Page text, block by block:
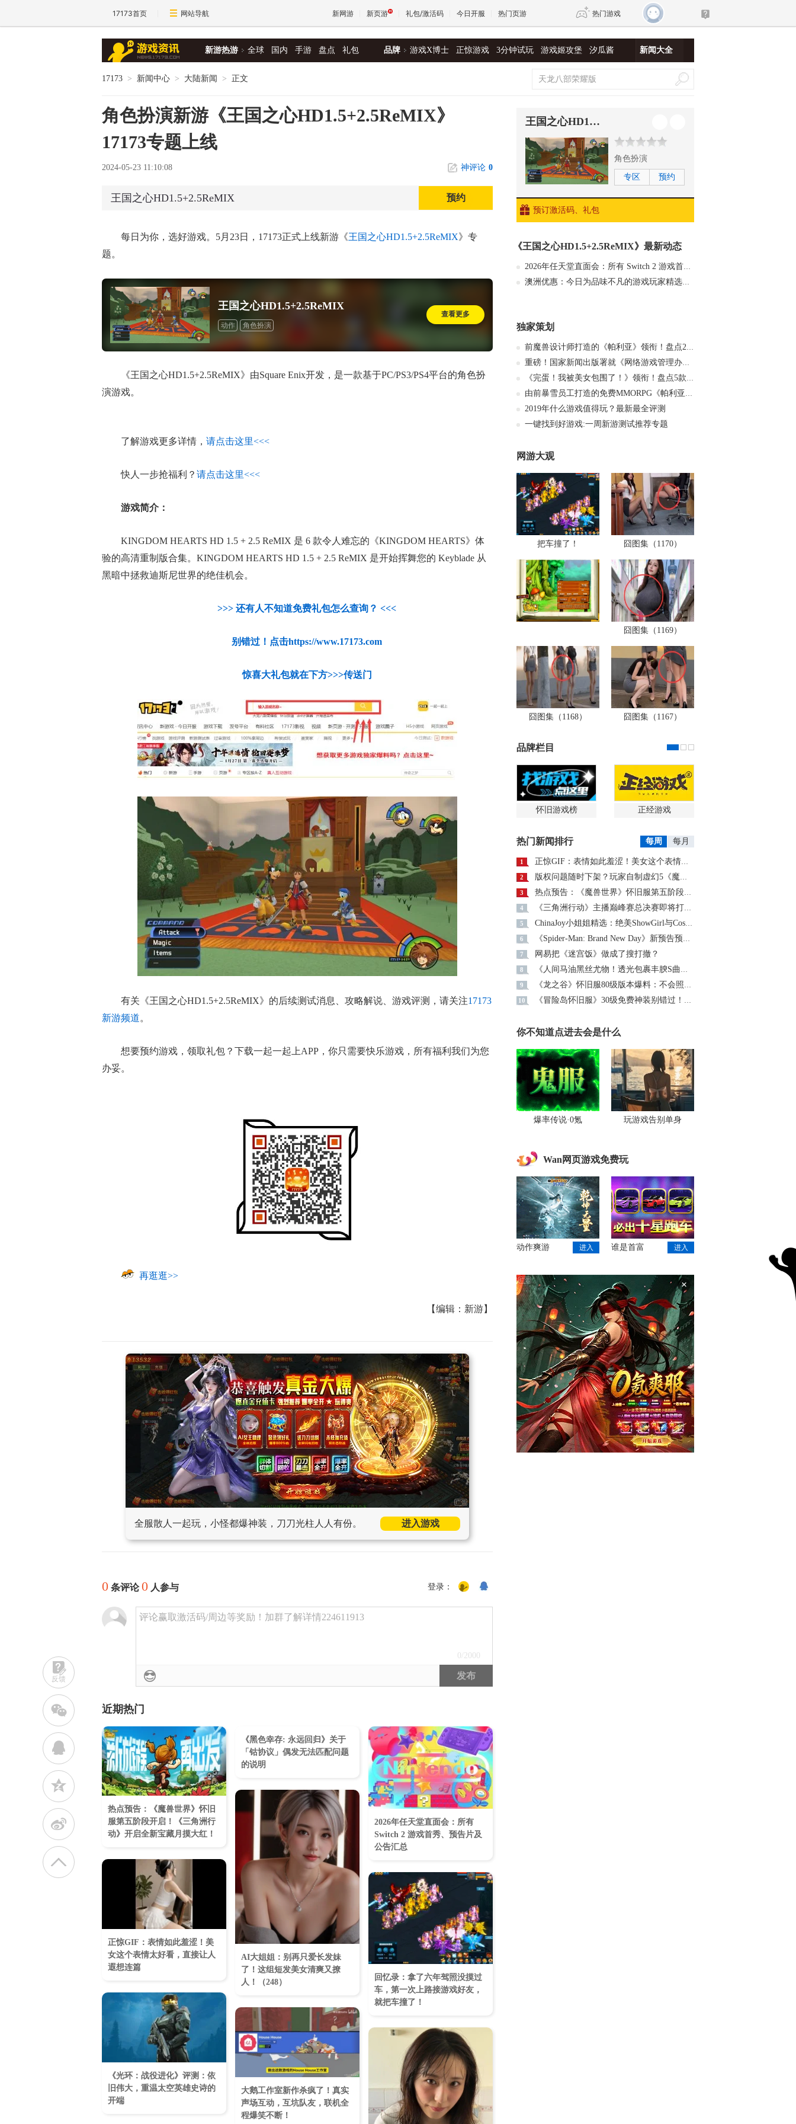
17173首页 网站导航 新网游 新页游 礼包/激活码 今日开服 热门页游 热门游戏
王权与自由 诛仙世界 新仙侠5
新游热游 全球 国内 手游 盘点 礼包 品牌 游戏X博士 正惊游戏 3分钟试玩 游戏姬攻堡 汐瓜酱 新闻大全
17173 > 新闻中心 > 大陆新闻 > 正文
角色扮演新游《王国之心HD1.5+2.5ReMIX》
17173专题上线
2024-05-23 11:10:08 神评论 0
王国之心HD1.5+2.5ReMIX 预约
每日为你，选好游戏。5月23日，17173正式上线新游《王国之心HD1.5+2.5ReMIX》专
题。
王国之心HD1.5+2.5ReMIX
动作 角色扮演
查看更多
《王国之心HD1.5+2.5ReMIX》由Square Enix开发，是一款基于PC/PS3/PS4平台的角色扮
演游戏。
了解游戏更多详情， 请点击这里<<<
快人一步抢福利？ 请点击这里<<<
游戏简介：
KINGDOM HEARTS HD 1.5 + 2.5 ReMIX 是 6 款令人难忘的《KINGDOM HEARTS》体
验的高清重制版合集。KINGDOM HEARTS HD 1.5 + 2.5 ReMIX 是开始挥舞您的 Keyblade 从
黑暗中拯救迪斯尼世界的绝佳机会。
>>> 还有人不知道免费礼包怎么查询？ <<<
别错过！点击https://www.17173.com
惊喜大礼包就在下方>>>传送门
有关 《王国之心HD1.5+2.5ReMIX》 的后续测试消息、攻略解说、游戏评测，请关注17173
新游频道。
想要预约游戏，领取礼包？下载一起一起上APP，你只需要快乐游戏，所有福利我们为您
办妥。
再逛逛>>
【编辑：新游】
全服散人一起玩，小怪都爆神装，刀刀光柱人人有份。 进入游戏
0 条评论0 人参与 登录：
评论赢取激活码/周边等奖励！加群了解详情224611913
0 /2000
发布
近期热门
热点预告：《魔兽世界》怀旧
服第五阶段开启！《三角洲行
动》开启全新宝藏月摸大红！
《黑色幸存: 永远回归》关于
「钴协议」偶发无法匹配问题
的说明
2026年任天堂直面会：所有
Switch 2 游戏首秀、预告片及
公告汇总
AI大姐姐：别再只爱长发妹
了！这组短发美女清爽又撩
人！（248）
正惊GIF：表情如此羞涩！美
女这个表情太好看，直接让人
遐想连篇
回忆录：拿了六年驾照没摸过
车，第一次上路接游戏好友，
就把车撞了！
《光环：战役进化》评测：依
旧伟大，重温太空英雄史诗的
开端
大鹅工作室新作杀疯了！真实
声场互动，互坑队友，联机全
程爆笑不断！
王国之心HD1.5+2.5ReMIX
角色扮演
专区 预约
预订激活码、礼包
《王国之心HD1.5+2.5ReMIX》最新动态
2026年任天堂直面会：所有 Switch 2 游戏首秀、预告片及公告汇总
澳洲优惠：今日为品味不凡的游戏玩家精选的游戏折扣
独家策划
前魔兽设计师打造的《帕利亚》领衔！盘点20…
重磅！国家新闻出版署就《网络游戏管理办法…
《完蛋！我被美女包围了！》领衔！盘点5款…
由前暴雪员工打造的免费MMORPG《帕利亚》如…
2019年什么游戏值得玩？最新最全评测
一键找到好游戏:一周新游测试推荐专题
网游大观
把车撞了！ 囧图集（1170）
囧图集（1169）
囧图集（1168） 囧图集（1167）
品牌栏目
怀旧游戏榜 正经游戏
热门新闻排行 每周 每月
1 正惊GIF：表情如此羞涩！美女这个表情太好看，直接让人遐想连篇
2 版权问题随时下架？玩家自制虚幻5《魔兽世界》8月15日上线
3 热点预告：《魔兽世界》怀旧服第五阶段开启！《三角洲行动》开启全新宝藏月摸大红！
4 《三角洲行动》主播巅峰赛总决赛即将打响！8月2日，群星汇聚，新王加冕！
5 ChinaJoy小姐姐精选：绝美ShowGirl与Coser大赏！（5）
6 《Spider-Man: Brand New Day》新预告预计明日发布，另有一张新剧照公开
7 网易把《迷宫饭》做成了搜打撤？
8 《人间马油黑丝尤物！透光包裹丰腴S曲线腰臀比0.7！简杜Q弹蛮腰裹马油丝の致命诱惑》
9 《龙之谷》怀旧服80级版本爆料：不会照搬正式服，这次要玩点不一样的
10 《冒险岛怀旧服》30级免费神装别错过！新手必看重点攻略
你不知道点进去会是什么
爆率传说·0氪 玩游戏告别单身
Wan网页游戏免费玩
动作爽游 进入 谁是首富 进入
×
反馈
w
q
z
t